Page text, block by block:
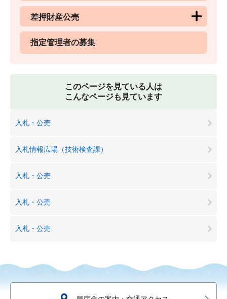
差押財産公売
指定管理者の募集
このページを見ている人は
こんなページも見ています
入札・公売
入札情報広場（技術検査課）
入札・公売
入札・公売
入札・公売